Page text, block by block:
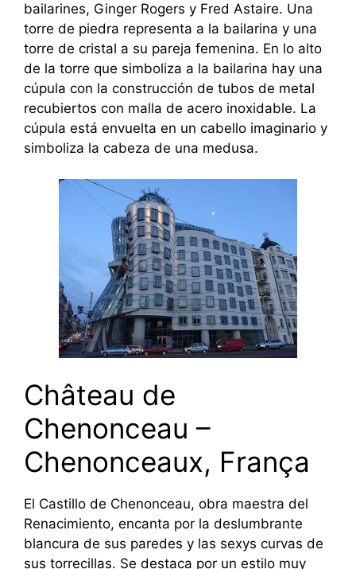
bailarines, Ginger Rogers y Fred Astaire. Una
torre de piedra representa a la bailarina y una
torre de cristal a su pareja femenina. En lo alto
de la torre que simboliza a la bailarina hay una
cúpula con la construcción de tubos de metal
recubiertos con malla de acero inoxidable. La
cúpula está envuelta en un cabello imaginario y
simboliza la cabeza de una medusa.
Château de
Chenonceau –
Chenonceaux, França
El Castillo de Chenonceau, obra maestra del
Renacimiento, encanta por la deslumbrante
blancura de sus paredes y las sexys curvas de
sus torrecillas. Se destaca por un estilo muy